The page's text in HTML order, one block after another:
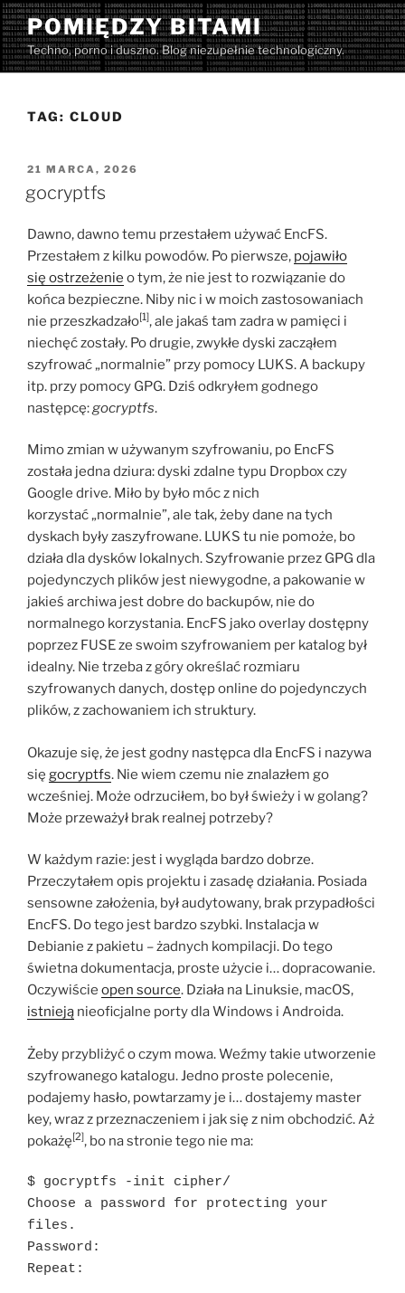
Przejdź
do
treści
POMIĘDZY BITAMI
Techno, porno i duszno. Blog niezupełnie technologiczny.
TAG: CLOUD
OPUBLIKOWANE
21 MARCA, 2026
gocryptfs
Dawno, dawno temu przestałem używać EncFS.
Przestałem z kilku powodów. Po pierwsze, pojawiło
się ostrzeżenie o tym, że nie jest to rozwiązanie do
końca bezpieczne. Niby nic i w moich zastosowaniach
nie przeszkadzało[1], ale jakaś tam zadra w pamięci i
niechęć zostały. Po drugie, zwykłe dyski zacząłem
szyfrować „normalnie” przy pomocy LUKS. A backupy
itp. przy pomocy GPG. Dziś odkryłem godnego
następcę:gocryptfs.
Mimo zmian w używanym szyfrowaniu, po EncFS
została jedna dziura: dyski zdalne typu Dropbox czy
Google drive. Miło by było móc z nich
korzystać „normalnie”, ale tak, żeby dane na tych
dyskach były zaszyfrowane. LUKS tu nie pomoże, bo
działa dla dysków lokalnych. Szyfrowanie przez GPG dla
pojedynczych plików jest niewygodne, a pakowanie w
jakieś archiwa jest dobre do backupów, nie do
normalnego korzystania. EncFS jako overlay dostępny
poprzez FUSE ze swoim szyfrowaniem per katalog był
idealny. Nie trzeba z góry określać rozmiaru
szyfrowanych danych, dostęp online do pojedynczych
plików, z zachowaniem ich struktury.
Okazuje się, że jest godny następca dla EncFS i nazywa
się gocryptfs. Nie wiem czemu nie znalazłem go
wcześniej. Może odrzuciłem, bo był świeży i w golang?
Może przeważył brak realnej potrzeby?
W każdym razie: jest i wygląda bardzo dobrze.
Przeczytałem opis projektu i zasadę działania. Posiada
sensowne założenia, był audytowany, brak przypadłości
EncFS. Do tego jest bardzo szybki. Instalacja w
Debianie z pakietu – żadnych kompilacji. Do tego
świetna dokumentacja, proste użycie i… dopracowanie.
Oczywiście open source. Działa na Linuksie, macOS,
istnieją nieoficjalne porty dla Windows i Androida.
Żeby przybliżyć o czym mowa. Weźmy takie utworzenie
szyfrowanego katalogu. Jedno proste polecenie,
podajemy hasło, powtarzamy je i… dostajemy master
key, wraz z przeznaczeniem i jak się z nim obchodzić. Aż
pokażę[2], bo na stronie tego nie ma:
$ gocryptfs -init cipher/
Choose a password for protecting your
files.
Password:
Repeat: